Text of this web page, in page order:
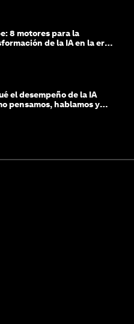
8 motores para la
de la IA en la era
el desempeño de la IA
pensamos, hablamos y